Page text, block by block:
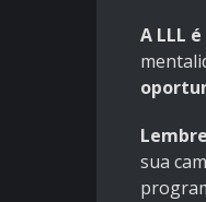
A LLL
sua